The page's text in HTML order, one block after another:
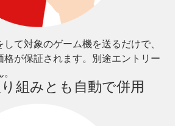
て対象のゲーム機を送るだけで、
格が保証されます。別途エントリー
組みとも自動で併用